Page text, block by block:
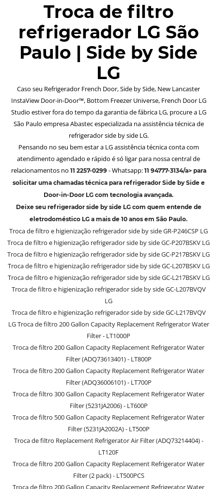
Troca de filtro
refrigerador LG São
Paulo | Side by Side
LG
Caso seu Refrigerador French Door, Side by Side, New Lancaster
InstaView Door-in-Door™, Bottom Freezer Universe, French Door LG
Studio estiver fora do tempo da garantia de fábrica LG, procure a LG
São Paulo empresa Abastec especializada na assistência técnica de
refrigerador side by side LG.
Pensando no seu bem estar a LG assistência técnica conta com
atendimento agendado e rápido é só ligar para nossa central de
relacionamentos no 11 2257-0299- Whatsapp: 11 94777-3134/a> para
solicitar uma chamadas técnica para refrigerador Side by Side e
Door-in-Door LG com tecnologia avançada.
Deixe seu refrigerador side by side LG com quem entende de
eletrodoméstico LG a mais de 10 anos em São Paulo.
Troca de filtro e higienização refrigerador side by side GR-P246CSP LG
Troca de filtro e higienização refrigerador side by side GC-P207BSKV LG
Troca de filtro e higienização refrigerador side by side GC-P217BSKV LG
Troca de filtro e higienização refrigerador side by side GC-L207BSKV LG
Troca de filtro e higienização refrigerador side by side GC-L217BSKV LG
Troca de filtro e higienização refrigerador side by side GC-L207BVQV
LG
Troca de filtro e higienização refrigerador side by side GC-L217BVQV
LG Troca de filtro 200 Gallon Capacity Replacement Refrigerator Water
Filter - LT1000P
Troca de filtro 200 Gallon Capacity Replacement Refrigerator Water
Filter (ADQ73613401) - LT800P
Troca de filtro 200 Gallon Capacity Replacement Refrigerator Water
Filter (ADQ36006101) - LT700P
Troca de filtro 300 Gallon Capacity Replacement Refrigerator Water
Filter (5231JA2006) - LT600P
Troca de filtro 500 Gallon Capacity Replacement Refrigerator Water
Filter (5231JA2002A) - LT500P
Troca de filtro Replacement Refrigerator Air Filter (ADQ73214404) -
LT120F
Troca de filtro 200 Gallon Capacity Replacement Refrigerator Water
Filter (2 pack) - LT500PCS
Troca de filtro 200 Gallon Capacity Replacement Refrigerator Water